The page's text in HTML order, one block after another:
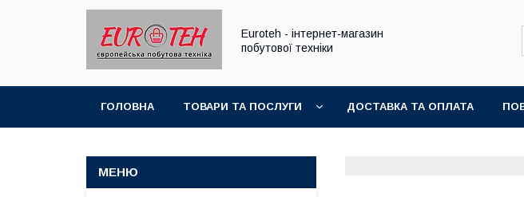
Euroteh - інтернет-магазин
побутової техніки
ГОЛОВНА ТОВАРИ ТА ПОСЛУГИ ДОСТАВКА ТА ОПЛАТА